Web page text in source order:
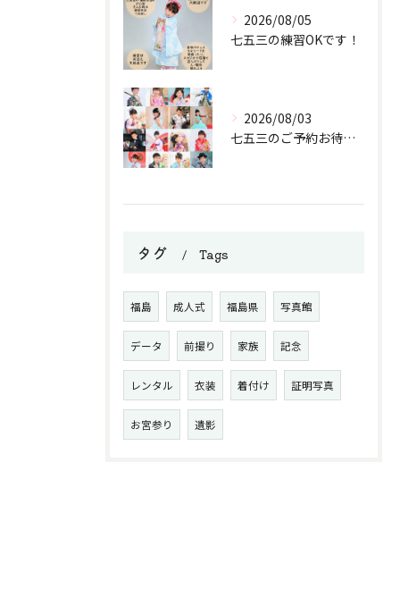
2026/08/05
七五三の練習OKです！
2026/08/03
七五三のご予約お待ちしております。
タグ Tags
福島 成人式 福島県 写真館
データ 前撮り 家族 記念
レンタル 衣装 着付け 証明写真
お宮参り 遺影